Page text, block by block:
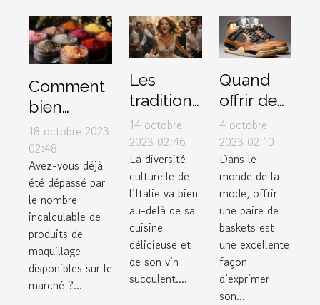
Comment
bien
choisir ses
produits
de
maquillage
selon son
type de
peau ?
18 octobre 2023
02:48
Avez-vous déjà
été dépassé par
le nombre
incalculable de
produits de
maquillage
disponibles sur le
marché ?...
Les
traditions
de
mariage
uniques
en Italie
14 octobre
2023 02:46
La diversité
culturelle de
l’Italie va bien
au-delà de sa
cuisine
délicieuse et
de son vin
succulent....
Quand
offrir des
sneakers
Air
Jordan 4
Retro
Thunder
2023
comme
cadeau
4 octobre
2023 02:10
Dans le
monde de la
mode, offrir
une paire de
baskets est
une excellente
façon
d’exprimer
son...